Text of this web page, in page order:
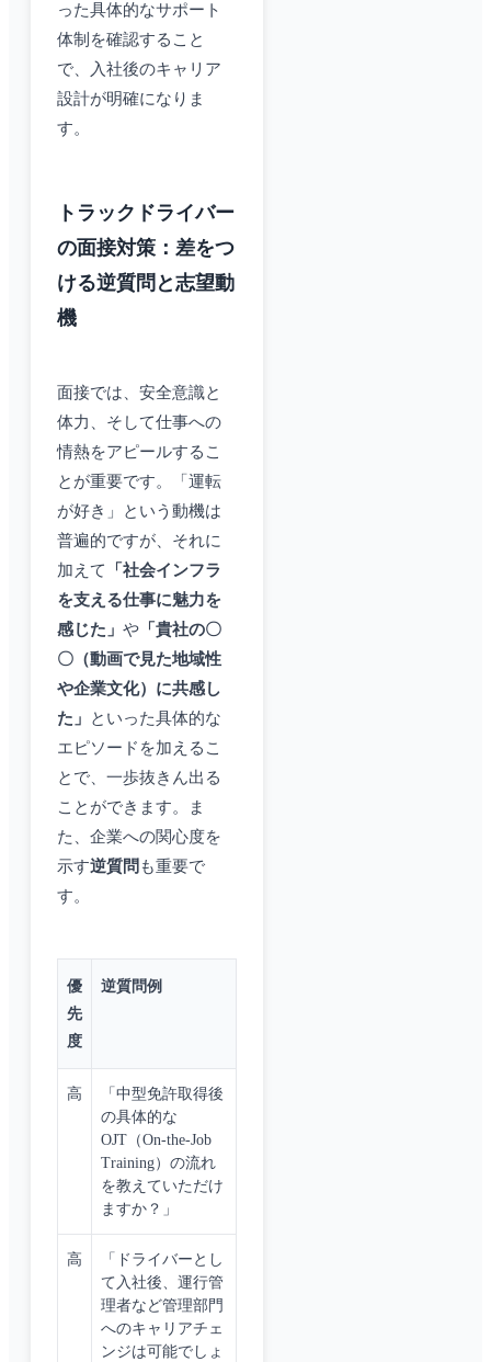
った具体的なサポート
体制を確認すること
で、入社後のキャリア
設計が明確になりま
す。
トラックドライバー
の面接対策：差をつ
ける逆質問と志望動
機
面接では、安全意識と
体力、そして仕事への
情熱をアピールするこ
とが重要です。「運転
が好き」という動機は
普遍的ですが、それに
加えて
「社会インフラ
を支える仕事に魅力を
感じた」 や 「貴社の〇
〇（動画で見た地域性
や企業文化）に共感し
た」
といった具体的な
エピソードを加えるこ
とで、一歩抜きん出る
ことができます。ま
た、企業への関心度を
示す逆質問 も重要で
す。
優
先
度
逆質問例
高
「中型免許取得後
の具体的な
OJT（On-the-Job
Training）の流れ
を教えていただけ
ますか？」
高
「ドライバーとし
て入社後、運行管
理者など管理部門
へのキャリアチェ
ンジは可能でしょ